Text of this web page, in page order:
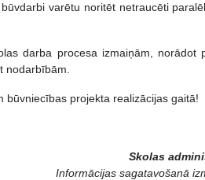
varētu noritēt netraucēti
darba procesa izmaiņām, norādot
nodarbībām.
projekta realizācijas gaitā!
Skolas
Informācijas sagatavošanā